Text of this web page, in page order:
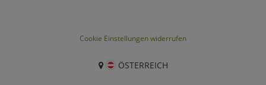
Cookie Einstellungen widerrufen
ÖSTERREICH